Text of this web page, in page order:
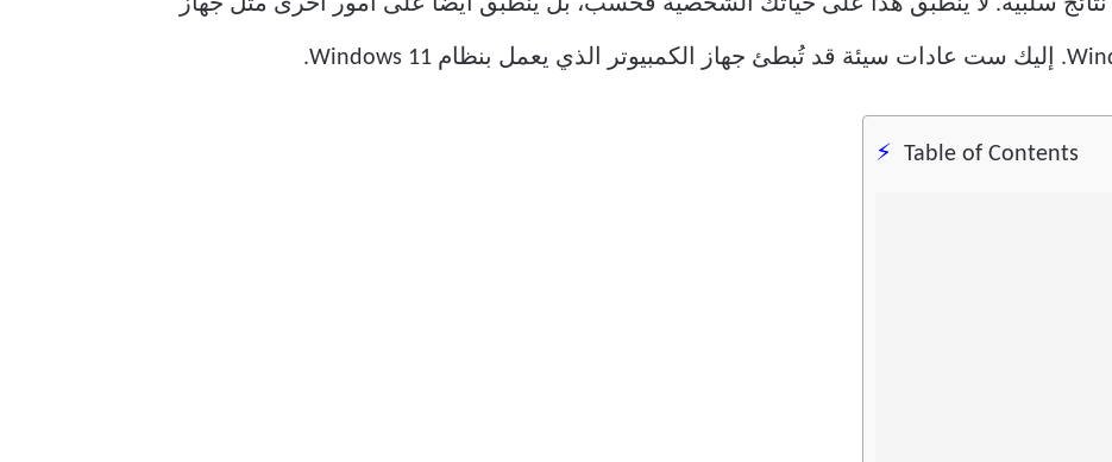
نتائج سلبية. لا ينطبق هذا على حياتك الشخصية فحسب، بل ينطبق أيضًا على أمور أخرى مثل جهاز
Table of Contents